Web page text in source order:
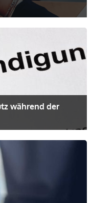
während der